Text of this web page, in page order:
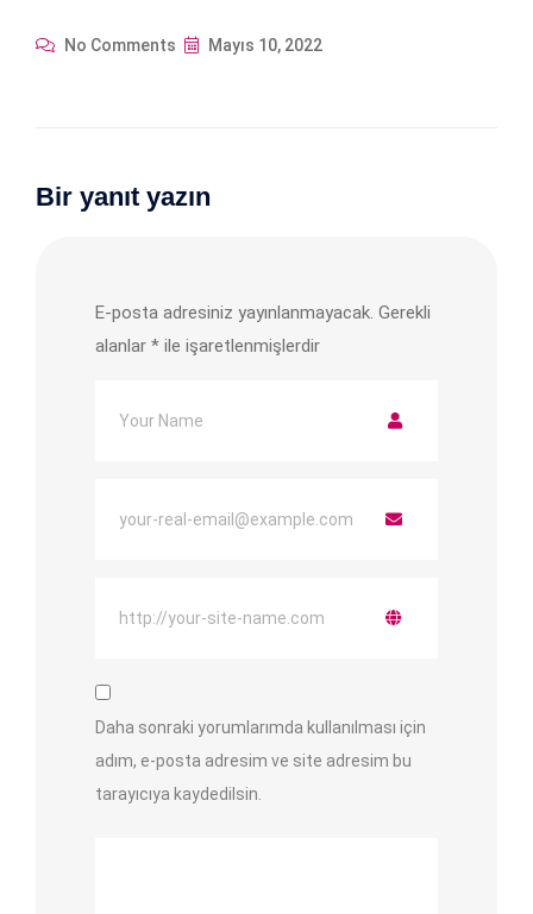
No Comments Mayıs 10, 2022
Bir yanıt yazın
E-posta adresiniz yayınlanmayacak. Gerekli
alanlar * ile işaretlenmişlerdir
Daha sonraki yorumlarımda kullanılması için
adım, e-posta adresim ve site adresim bu
tarayıcıya kaydedilsin.